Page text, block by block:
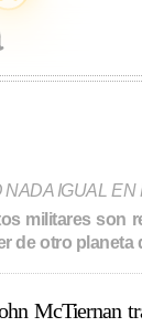
|
IGUAL
militares son
de otro planeta
McTiernan